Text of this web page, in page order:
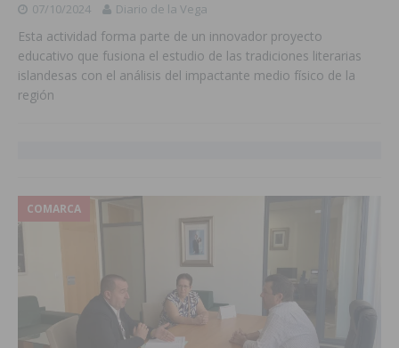
07/10/2024 Diario de la Vega
Esta actividad forma parte de un innovador proyecto
educativo que fusiona el estudio de las tradiciones literarias
islandesas con el análisis del impactante medio físico de la
región
COMARCA